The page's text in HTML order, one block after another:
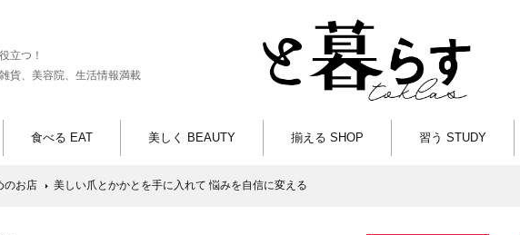
立つ！
貨、美容院、生活情報満載
食べる EAT 美しく BEAUTY 揃える SHOP 習う STUDY
のお店 美しい爪とかかとを手に入れて 悩みを自信に変える